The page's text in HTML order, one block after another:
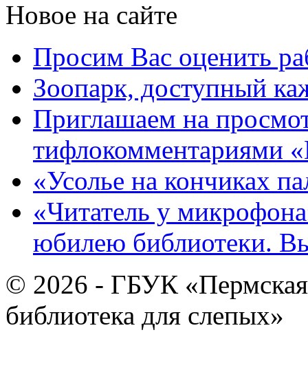
Новое на сайте
Просим Вас оценить
Зоопарк, доступный
Приглашаем на
тифлокомментариями
«Усолье на кончиках
«Читатель у
юбилею библиотеки.
© 2026 - ГБУК «Пермская
библиотека для слепых»